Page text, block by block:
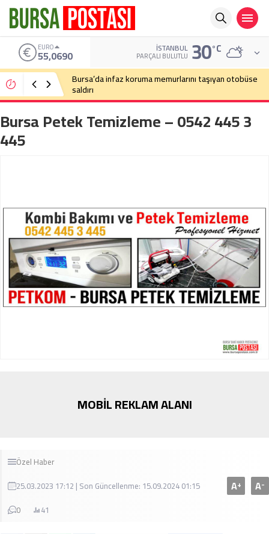
ALTIN
6.525,39 İSTANBUL
PARÇALI BULUTLU 30°C
Bursa’da cadde ortasında bıçaklı kavga
Bursa Petek Temizleme – 0542 445 3
445
MOBİL REKLAM ALANI
Özel Haber
25.03.2023 17:12 | Son Güncellenme: 15.09.2024 01:15
0
41
A+ A-